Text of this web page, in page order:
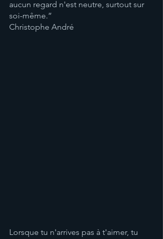
aucun regard n'est neutre, surtout sur
soi-même.”
Christophe André
Lorsque tu n'arrives pas à t'aimer, tu